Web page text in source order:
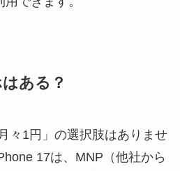
ある？
々1円」の選択肢はありませ
17は、MNP（他社から